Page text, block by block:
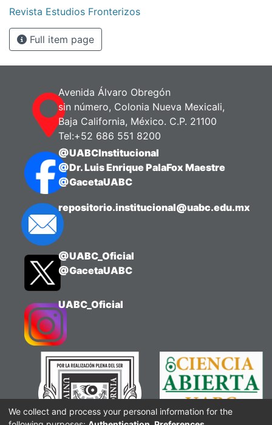
Revista Estudios Fronterizos
Full item page
Avenida Álvaro Obregón
sin número, Colonia Nueva Mexicali,
Baja California, México. C.P. 21100
Tel:+52 686 551 8200
@UABCInstitucional
@Dr. Luis Enrique PalaFox Maestre
@GacetaUABC
repositorio.institucional@uabc.edu.mx
@UABC_Oficial
@GacetaUABC
UABC_Oficial
We collect and process your personal information for the